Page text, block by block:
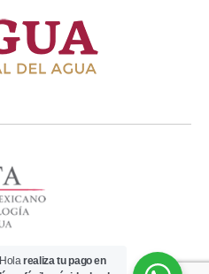
Holarealiza tu pago en